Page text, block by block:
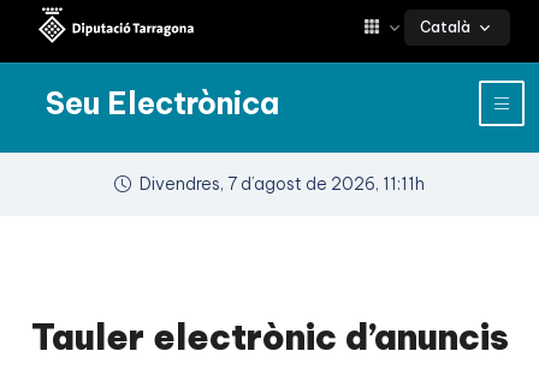
Català
Seu Electrònica
Divendres, 7 d’agost de 2026, 11:11h
Tauler electrònic d’anuncis